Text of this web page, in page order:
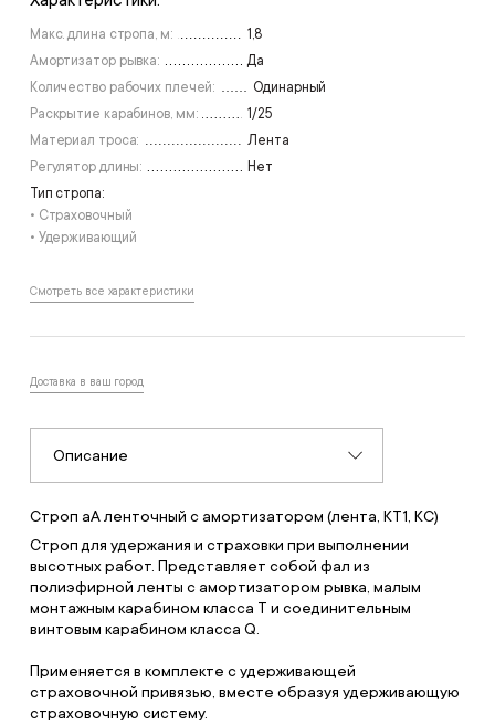
Макс. длина стропа, м:
1,8
Амортизатор рывка:
Да
Количество рабочих плечей:
Одинарный
Раскрытие карабинов, мм:
1/25
Материал троса:
Лента
Регулятор длины:
Нет
Тип стропа:
• Страховочный
• Удерживающий
Смотреть все характеристики
Доставка в ваш город
Описание
Строп аА ленточный с амортизатором (лента, КТ1, КС)
Cтроп для удержания и страховки при выполнении
высотных работ. Представляет собой фал из
полиэфирной ленты с амортизатором рывка, малым
монтажным карабином класса Т и соединительным
винтовым карабином класса Q.
Применяется в комплекте с удерживающей
страховочной привязью, вместе образуя удерживающую
страховочную систему.